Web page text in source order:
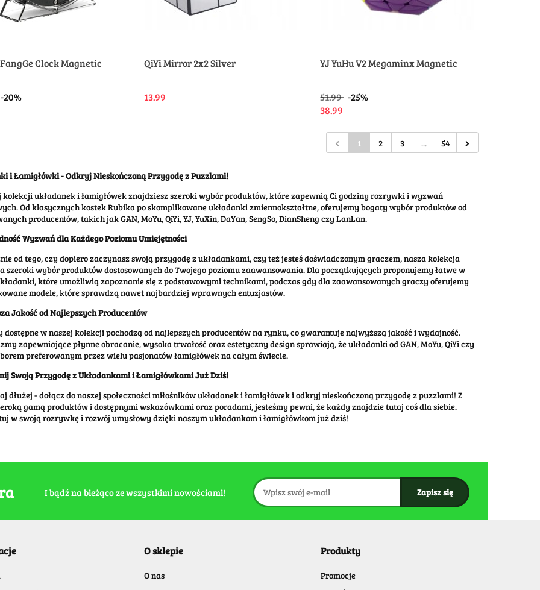
Clock Magnetic
-20%
QiYi Mirror 2x2 Silver
13.99
YJ YuHu V2 Megaminx Magnetic
51.99 -25%
38.99
1 2 3 ... 54
i Łamigłówki - Odkryj Nieskończoną Przygodę z Puzzlami!
kolekcji układanek i łamigłówek znajdziesz szeroki wybór produktów, które zapewnią Ci godziny rozrywki i wyzwań
Od klasycznych kostek Rubika po skomplikowane układanki zmiennokształtne, oferujemy bogaty wybór produktów od
producentów, takich jak GAN, MoYu, QiYi, YJ, YuXin, DaYan, SengSo, DianSheng czy LanLan.
Wyzwań dla Każdego Poziomu Umiejętności
od tego, czy dopiero zaczynasz swoją przygodę z układankami, czy też jesteś doświadczonym graczem, nasza kolekcja
szeroki wybór produktów dostosowanych do Twojego poziomu zaawansowania. Dla początkujących proponujemy łatwe w
które umożliwią zapoznanie się z podstawowymi technikami, podczas gdy dla zaawansowanych graczy oferujemy
modele, które sprawdzą nawet najbardziej wprawnych entuzjastów.
Jakość od Najlepszych Producentów
dostępne w naszej kolekcji pochodzą od najlepszych producentów na rynku, co gwarantuje najwyższą jakość i wydajność.
zapewniające płynne obracanie, wysoka trwałość oraz estetyczny design sprawiają, że układanki od GAN, MoYu, QiYi czy
preferowanym przez wielu pasjonatów łamigłówek na całym świecie.
Swoją Przygodę z Układankami i Łamigłówkami Już Dziś!
dłużej - dołącz do naszej społeczności miłośników układanek i łamigłówek i odkryj nieskończoną przygodę z puzzlami! Z
gamą produktów i dostępnymi wskazówkami oraz poradami, jesteśmy pewni, że każdy znajdzie tutaj coś dla siebie.
w swoją rozrywkę i rozwój umysłowy dzięki naszym układankom i łamigłówkom już dziś!
I bądź na bieżąco ze wszystkimi nowościami!
O sklepie
O nas
Produkty
Promocje